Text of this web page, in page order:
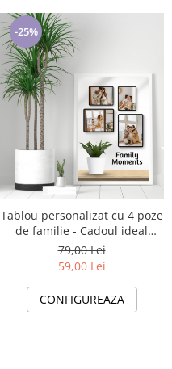
-25%
Tablou personalizat cu 4 poze
de familie - Cadoul ideal
pentru familie TA4_P1 Family
Moments
79,00 Lei
59,00 Lei
CONFIGUREAZA